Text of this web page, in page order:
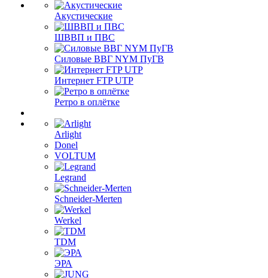
Акустические
ШВВП и ПВС
Силовые ВВГ NYM ПуГВ
Интернет FTP UTP
Ретро в оплётке
Arlight
Donel
VOLTUM
Legrand
Schneider-Merten
Werkel
TDM
ЭРА